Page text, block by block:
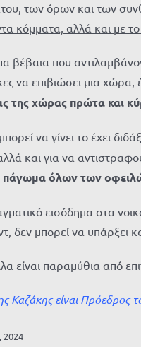
των όρων και των
κόμματα, αλλά και με
βέβαια που
να επιβιώσει μια
της χώρας πρώτα και
να γίνει το έχει
και για να
πάγωμα όλων των
εισόδημα στα
δεν μπορεί να υπάρξει
είναι παραμύθια από
Καζάκης είναι Πρόεδρος
2024